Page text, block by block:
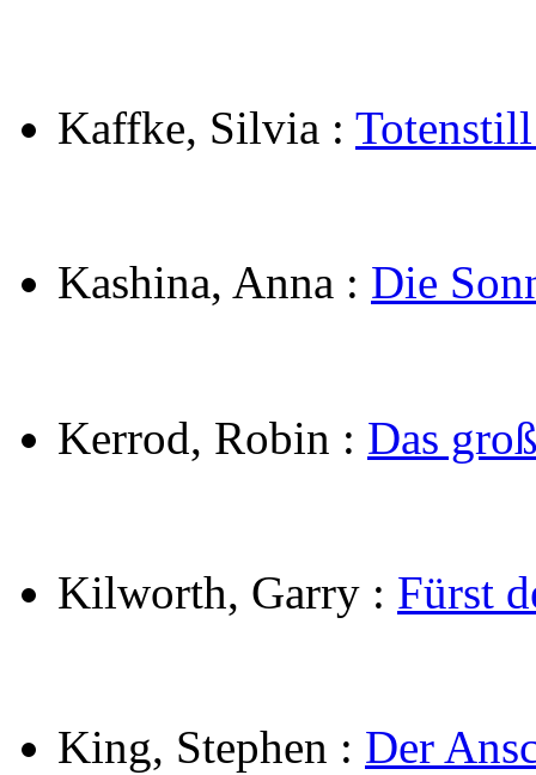
Kaffke, Silvia :
Kashina, Anna : Die
Kerrod, Robin : Das
Kilworth, Garry : Fürst
King, Stephen : Der